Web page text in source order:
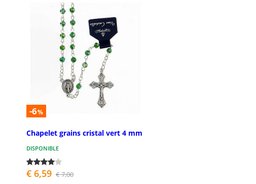
-6%
Chapelet grains cristal vert 4 mm
DISPONIBLE
€ 6,59 € 7,00